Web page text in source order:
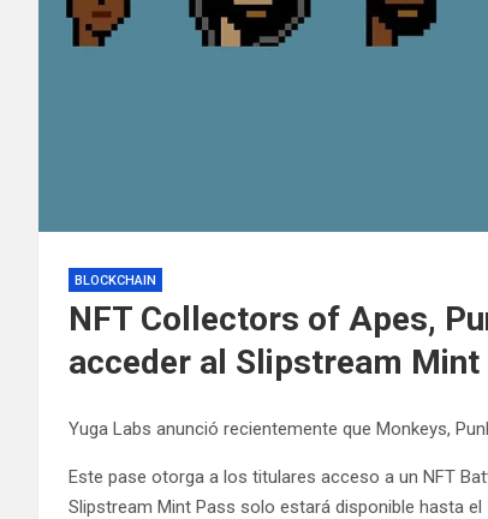
BLOCKCHAIN
NFT Collectors of Apes,
acceder al Slipstream Mint
Yuga Labs anunció recientemente que Monkeys,
Este pase otorga a los titulares acceso a un NFT
Slipstream Mint Pass solo estará disponible hasta